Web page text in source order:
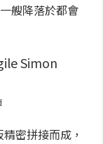
艘降落於都會
密拼接而成，